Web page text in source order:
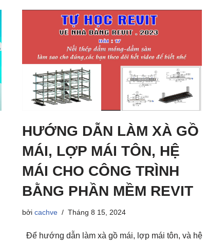
HƯỚNG DẪN LÀM XÀ GỒ
MÁI, LỢP MÁI TÔN, HỆ
MÁI CHO CÔNG TRÌNH
BẰNG PHẦN MỀM REVIT
bởi cachve Tháng 8 15, 2024
Để hướng dẫn làm xà gồ mái, lợp mái tôn, và hệ